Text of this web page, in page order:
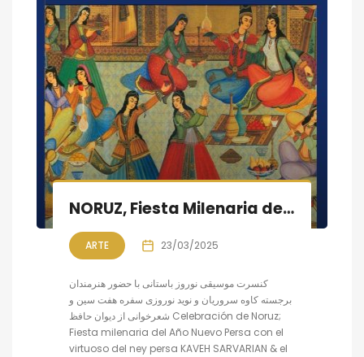
NORUZ, Fiesta Milenaria del Año Nuevo Persa
ARTE 23/03/2025
کنسرت موسیقی نوروز باستانی با حضور هنرمندان
برجسته کاوه سروریان و نوید نوروزی سفره هفت سین و
شعرخوانی از دیوان حافظ Celebración de Noruz;
Fiesta milenaria del Año Nuevo Persa con el
virtuoso del ney persa KAVEH SARVARIAN & el